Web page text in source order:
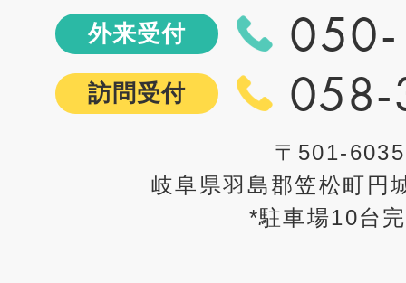
外来受付
訪問受付 058-
〒501-6035
岐阜県羽島郡笠松町円
*駐車場10台